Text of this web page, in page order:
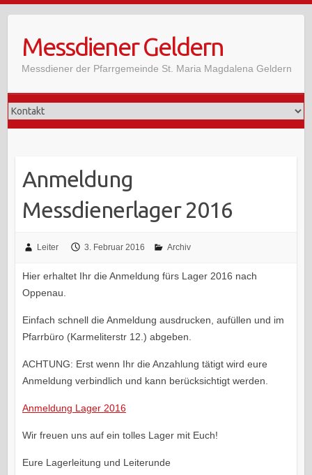
contentMessdiener Geldern
Messdiener der Pfarrgemeinde St. Maria Magdalena Geldern
Anmeldung
Messdienerlager 2016
Leiter 3. Februar 2016 Archiv
Hier erhaltet Ihr die Anmeldung fürs Lager 2016 nach
Oppenau.
Einfach schnell die Anmeldung ausdrucken, aufüllen und im
Pfarrbüro (Karmeliterstr 12.) abgeben.
ACHTUNG: Erst wenn Ihr die Anzahlung tätigt wird eure
Anmeldung verbindlich und kann berücksichtigt werden.
Anmeldung Lager 2016
Wir freuen uns auf ein tolles Lager mit Euch!
Eure Lagerleitung und Leiterunde